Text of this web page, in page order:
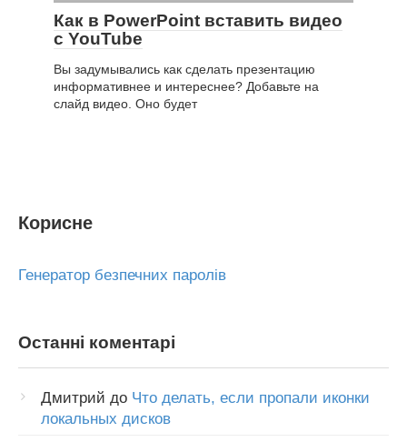
Как в PowerPoint вставить видео
с YouTube
Вы задумывались как сделать презентацию
информативнее и интереснее? Добавьте на
слайд видео. Оно будет
Корисне
Генератор безпечних паролів
Останні коментарі
Дмитрий до Что делать, если пропали иконки
локальных дисков